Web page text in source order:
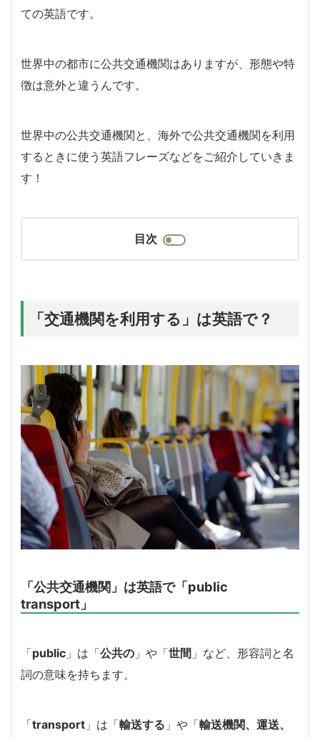
ての英語です。
世界中の都市に公共交通機関はありますが、形態や特
徴は意外と違うんです。
世界中の公共交通機関と、海外で公共交通機関を利用
するときに使う英語フレーズなどをご紹介していきま
す！
目次
「交通機関を利用する」は英語で？
「公共交通機関」は英語で「public
transport」
「public 」は「公共の 」や「世間 」など、形容詞と名
詞の意味を持ちます。
「transport 」は「輸送する 」や「輸送機関、運送、